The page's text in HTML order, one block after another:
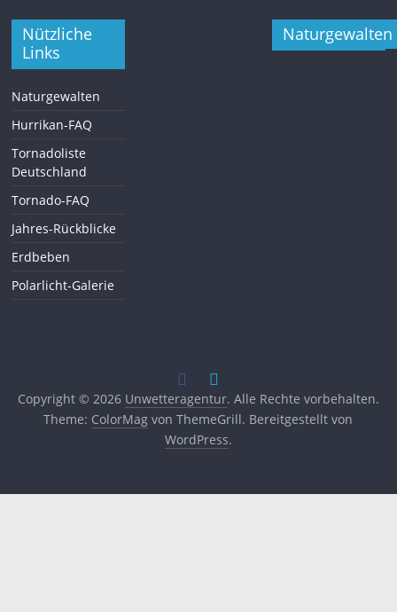
Nützliche
Links
Naturgewalten
Hurrikan-FAQ
Tornadoliste
Deutschland
Tornado-FAQ
Jahres-Rückblicke
Erdbeben
Polarlicht-Galerie
Naturgewalten
Copyright © 2026 Unwetteragentur. Alle Rechte vorbehalten.
Theme: ColorMag von ThemeGrill. Bereitgestellt von
WordPress.